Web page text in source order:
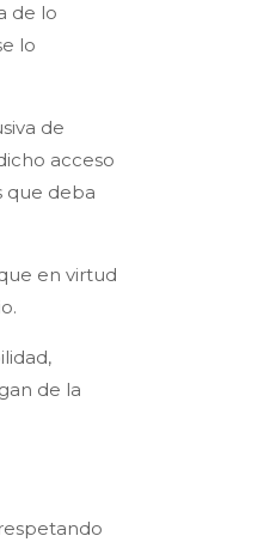
de lo
lo
de
acceso
que deba
en virtud
de la